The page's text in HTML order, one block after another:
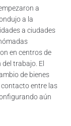
a
a la
a ciudades
en centros de
trabajo. El
de bienes
entre las
aún